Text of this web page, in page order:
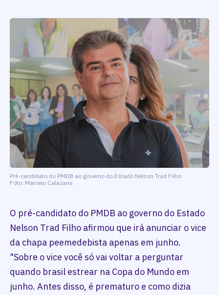
Pré-candidato do PMDB ao governo do Estado Nelson Trad Filho
Foto: Marcelo Calazans
O pré-candidato do PMDB ao governo do Estado
Nelson Trad Filho afirmou que irá anunciar o vice
da chapa peemedebista apenas em junho.
"Sobre o vice você só vai voltar a perguntar
quando brasil estrear na Copa do Mundo em
junho. Antes disso, é prematuro e como dizia